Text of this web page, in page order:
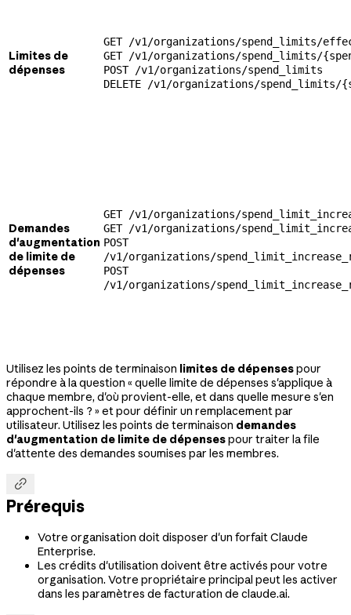
Limites de
dépenses
GET /v1/organizations/spend_limits/
GET /v1/organizations/spend_limits/
POST /v1/organizations/spend_limits
DELETE /v1/organizations/spend_limits/
Demandes
d'augmentation
de limite de
dépenses
GET /v1/organizations/
GET /v1/organizations/
POST
/v1/organizations/
POST
/v1/organizations/
Utilisez les points de terminaison limites de dépensespour
répondre à la question « quelle limite de dépenses s'applique à
chaque membre, d'où provient-elle, et dans quelle mesure s'en
approchent-ils ? » et pour définir un remplacement par
utilisateur. Utilisez les points de terminaison demandes
d'augmentation de limite de dépensespour traiter la file
d'attente des demandes soumises par les membres.

Prérequis
Votre organisation doit disposer d'un forfait Claude
Enterprise.
Les crédits d'utilisation doivent être activés pour votre
organisation. Votre propriétaire principal peut les activer
dans les paramètres de facturation de claude.ai.